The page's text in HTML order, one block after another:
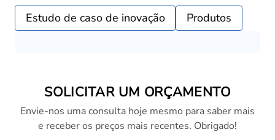
Estudo de caso de inovação Produtos
SOLICITAR UM ORÇAMENTO
Envie-nos uma consulta hoje mesmo para saber mais
e receber os preços mais recentes. Obrigado!